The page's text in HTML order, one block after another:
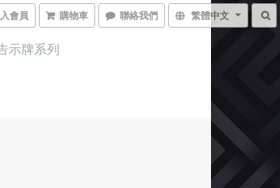
會員 購物車 聯絡我們 繁體中文
示牌系列